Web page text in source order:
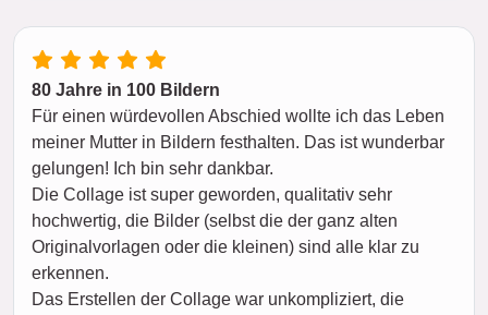
80 Jahre in 100 Bildern
Für einen würdevollen Abschied wollte ich das Leben
meiner Mutter in Bildern festhalten. Das ist wunderbar
gelungen! Ich bin sehr dankbar.
Die Collage ist super geworden, qualitativ sehr
hochwertig, die Bilder (selbst die der ganz alten
Originalvorlagen oder die kleinen) sind alle klar zu
erkennen.
Das Erstellen der Collage war unkompliziert, die